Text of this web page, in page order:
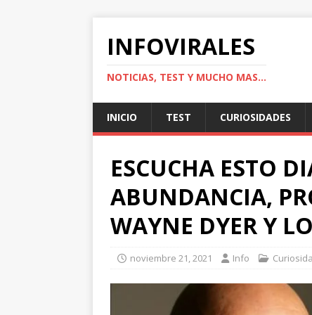
INFOVIRALES
NOTICIAS, TEST Y MUCHO MAS...
INICIO TEST CURIOSIDADES
ESCUCHA ESTO
ABUNDANCIA,
WAYNE DYER Y
noviembre 21, 2021 Info